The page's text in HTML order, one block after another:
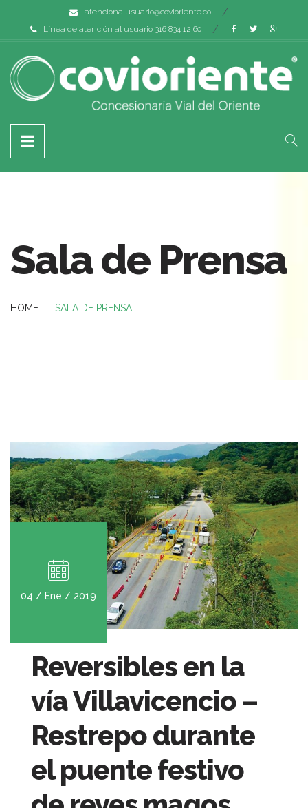
atencionalusuario@covioriente.co
Línea de atención al usuario 316 834 12 60
Sala de Prensa
HOME SALA DE PRENSA
04 / Ene / 2019
Reversibles en la
vía Villavicencio –
Restrepo durante
el puente festivo